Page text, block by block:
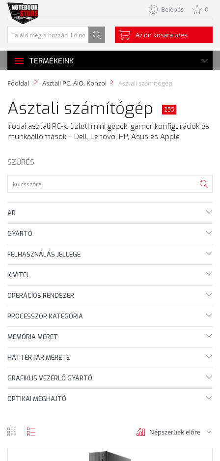
Belépés 0
Az ön kosara üres.
TERMÉKEINK
Főoldal Asztali PC, AiO, Konzol Asztali számítógép
Asztali számítógép 255
Irodai asztali PC-k, üzleti mini gépek, gamer konfigurációk és
munkaállomások – Dell, Lenovo, HP, Asus és Apple
SZŰRÉS
ÁR
GYÁRTÓ
FELHASZNÁLÁS JELLEGE
KIVITEL
OPERÁCIÓS RENDSZER
PROCESSZOR KATEGÓRIA
MEMÓRIA MÉRET
HÁTTÉRTÁR MÉRETE
GRAFIKUS VEZÉRLŐ GYÁRTÓ
OPTIKAI MEGHAJTÓ
Népszerüek előre